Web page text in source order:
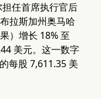
任首席执行官后
拉斯加州奥马哈
）增长 18% 至
美元。这一数字
每股 7,611.35 美